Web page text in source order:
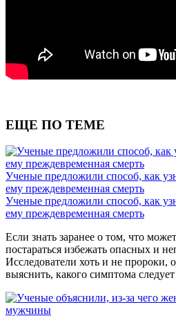
ЕЩЕ ПО ТЕМЕ
Ученые предложили способ, как
ему преждевременная смерть
Ученые предложили способ, как
ему преждевременная смерть
Если знать заранее о том, что
постараться избежать опасных и
Исследователи хоть и не пророки,
выяснить, какого симптома следует